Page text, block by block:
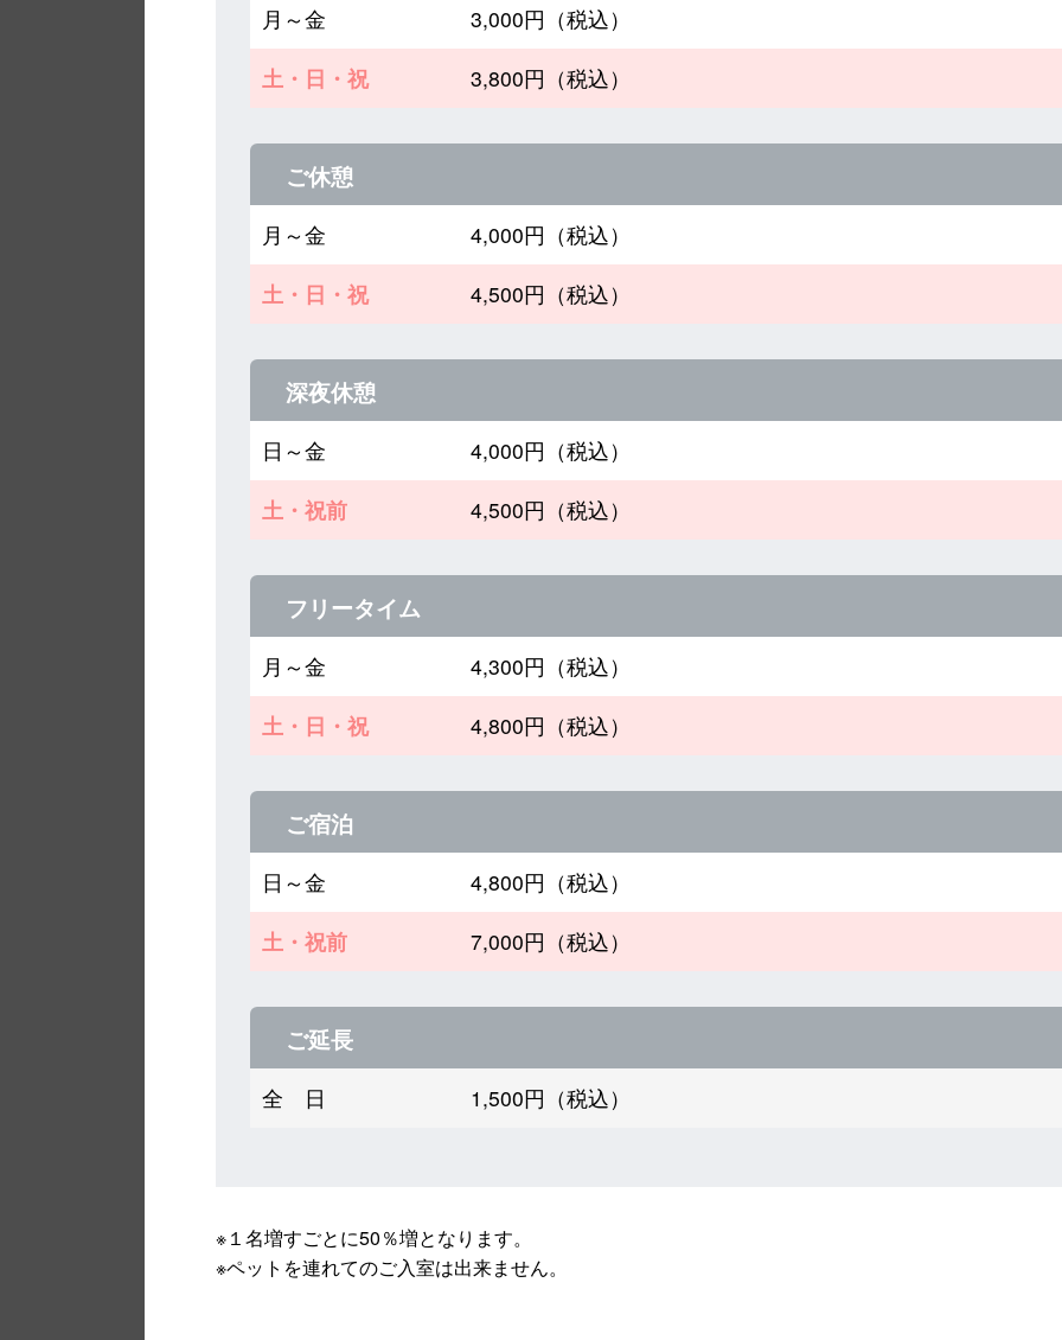
月～金
3,000円（税込）
土・日・祝
3,800円（税込）
ご休憩
月～金
4,000円（税込）
土・日・祝
4,500円（税込）
深夜休憩
日～金
4,000円（税込）
土・祝前
4,500円（税込）
フリータイム
月～金
4,300円（税込）
土・日・祝
4,800円（税込）
ご宿泊
日～金
4,800円（税込）
土・祝前
7,000円（税込）
ご延長
全 日 1,500円（税込）
※１名増すごとに50％増となります。